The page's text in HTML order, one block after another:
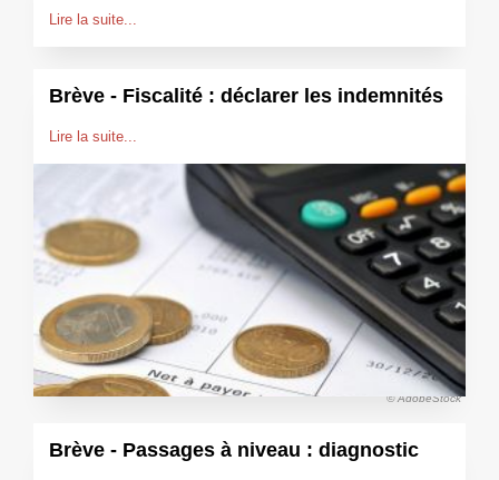
Lire la suite...
Brève - Fiscalité : déclarer les indemnités
Lire la suite...
© AdobeStock
Brève - Passages à niveau : diagnostic